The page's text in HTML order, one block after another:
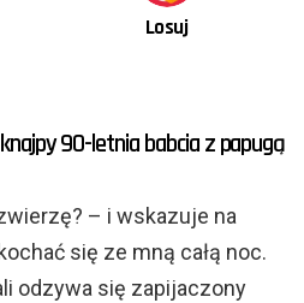
90-letnia babcia z papugą
– i wskazuje na
się ze mną całą noc.
odzywa się zapijaczony
Losuj